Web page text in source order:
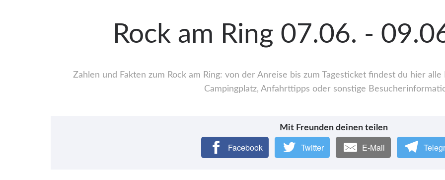
Rock am Ring 07.06. -
Zahlen und Fakten zum Rock am Ring: von der Anreise bis zum Tagesticket findest du hier
Campingplatz, Anfahrttipps oder sonstige
Mit Freunden deinen teilen
Facebook Twitter E-Mail